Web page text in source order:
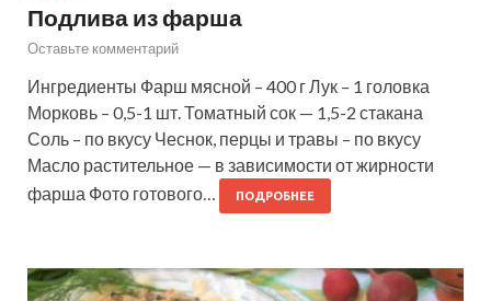
Подлива из фарша
Оставьте комментарий
Ингредиенты Фарш мясной – 400 г Лук – 1 головка
Морковь – 0,5-1 шт. Томатный сок — 1,5-2 стакана
Соль – по вкусу Чеснок, перцы и травы – по вкусу
Масло растительное — в зависимости от жирности
фарша Фото готового…
ПОДРОБНЕЕ